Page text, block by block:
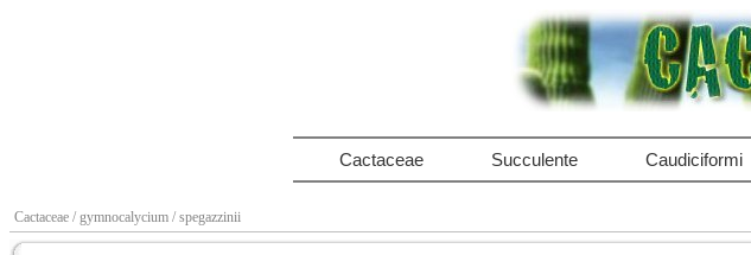
Cactaceae Succulente Caudiciformi
Cactaceae / gymnocalycium / spegazzinii